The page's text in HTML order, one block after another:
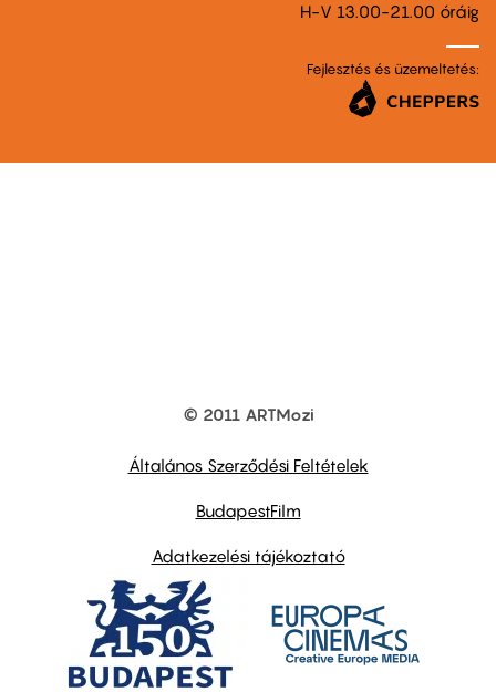
H-V 13.00-21.00 óráig
Fejlesztés és üzemeltetés:
© 2011 ARTMozi
Általános Szerződési Feltételek
BudapestFilm
Adatkezelési tájékoztató